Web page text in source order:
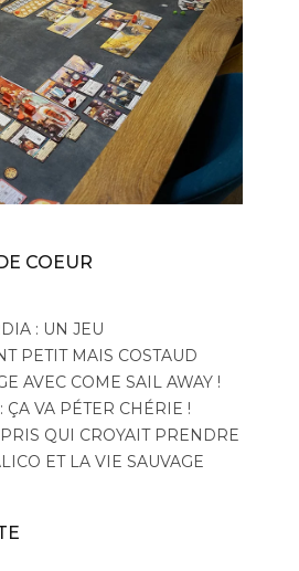
COEUR
: UN JEU
PETIT MAIS COSTAUD
AVEC COME SAIL AWAY !
ÇA VA PÉTER CHÉRIE !
QUI CROYAIT PRENDRE
ET LA VIE SAUVAGE